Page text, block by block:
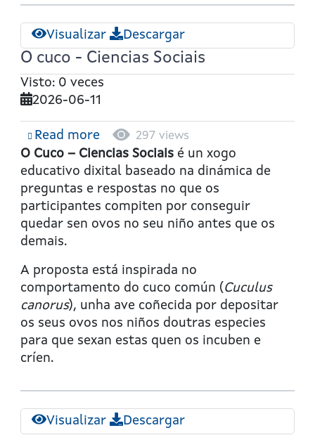
Visualizar Descargar
O cuco - Ciencias Sociais
Visto: 0 veces
2026-06-11
Read moreabout
O
cuco
-
Ciencias
Sociais
297 views
O Cuco – Ciencias Sociais é un xogo
educativo dixital baseado na dinámica de
preguntas e respostas no que os
participantes compiten por conseguir
quedar sen ovos no seu niño antes que os
demais.
A proposta está inspirada no
comportamento do cuco común (Cuculus
canorus), unha ave coñecida por depositar
os seus ovos nos niños doutras especies
para que sexan estas quen os incuben e
críen.
Visualizar Descargar